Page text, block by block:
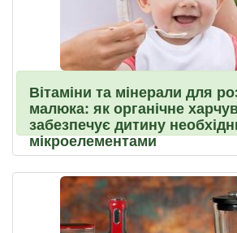
Вітаміни та мінерали для
малюка: як органічне
забезпечує дитину
мікроелементами